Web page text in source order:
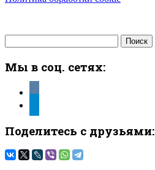
Мы в соц. сетях:
Поделитесь с друзьями: